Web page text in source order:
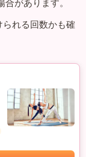
合があります。
れる回数かも確